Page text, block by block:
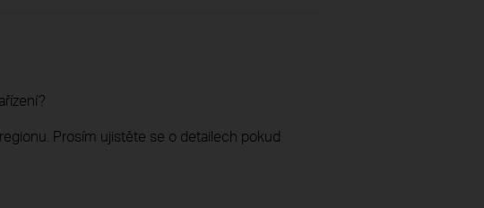
Prosím ujistěte se o detailech pokud